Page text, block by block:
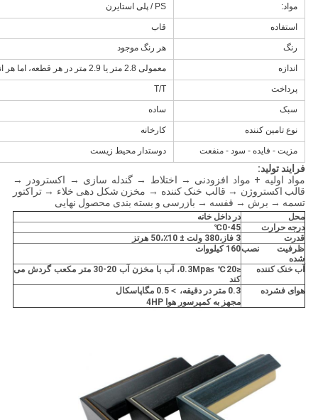
مواد: PS / پلی استایرن
استفاده قاب
رنگ هر رنگ موجود
اندازه معمولی 2.8 متر یا 2.9 متر در هر قطعه، اما هر اندازه موجود است
پرداخت T/T
سبک ساده
نوع تامین کننده کارخانه
مزیت - فایده - سود - منفعت دوستدار محیط زیست
فرایند تولید:
مواد اولیه + مواد افزودنی → اختلاط → گندله سازی → اکسترودر →
قالب اکستروژن → قالب خنک کننده → مخزن شکل دهی خلاء → تراکتور
تسمه → برش → قفسه → بازرسی و بسته بندی محصول نهایی
محل
در داخل خانه
درجه حرارت
0-45
℃
قدرت
3 فاز ،380 ولت ± 10٪ ،50 هرتز
ظرفیت نصب
شده
160 کیلووات
آب خنک کننده ≤20
℃
≥0.3Mpa، آب با مخزن آب 20-30 متر مکعب گردش می
کند
هوای فشرده
0.3 متر در دقیقه، ＞ 0.5 مگاپاسکال
مجهز به کمپرسور هوا 4HP